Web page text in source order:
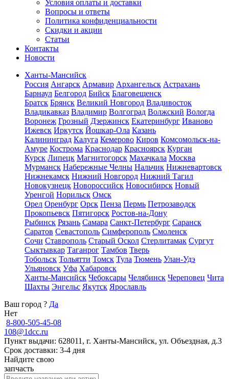
Условия оплаты и доставки
Вопросы и ответы
Политика конфиденциальности
Скидки и акции
Статьи
Контакты
Новости
Ханты-Мансийск
Россия Ангарск Армавир Архангельск Астрахань
Барнаул Белгород Бийск Благовещенск
Братск Брянск Великий Новгород Владивосток
Владикавказ Владимир Волгоград Волжский Вологда
Воронеж Грозный Дзержинск Екатеринбург Иваново
Ижевск Иркутск Йошкар-Ола Казань
Калининград Калуга Кемерово Киров Комсомольск-на-
Амуре Кострома Краснодар Красноярск Курган
Курск Липецк Магнитогорск Махачкала Москва
Мурманск Набережные Челны Нальчик Нижневартовск
Нижнекамск Нижний Новгород Нижний Тагил
Новокузнецк Новороссийск Новосибирск Новый
Уренгой Норильск Омск
Орел Оренбург Орск Пенза Пермь Петрозаводск
Прокопьевск Пятигорск Ростов-на-Дону
Рыбинск Рязань Самара Санкт-Петербург Саранск
Саратов Севастополь Симферополь Смоленск
Сочи Ставрополь Старый Оскол Стерлитамак Сургут
Сыктывкар Таганрог Тамбов Тверь
Тобольск Тольятти Томск Тула Тюмень Улан-Удэ
Ульяновск Уфа Хабаровск
Ханты-Мансийск Чебоксары Челябинск Череповец Чита
Шахты Энгельс Якутск Ярославль
Ваш город ? Да
Нет
8-800-505-45-08
108@1dcc.ru
Пункт выдачи: 628011, г. Ханты-Мансийск, ул. Объездная, д.3
Срок доставки: 3-4 дня
Найдите свою
запчасть